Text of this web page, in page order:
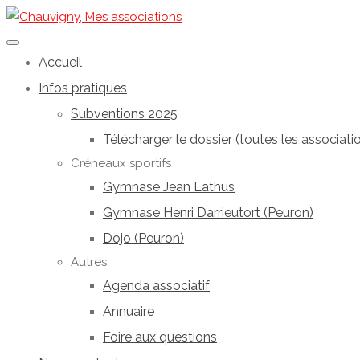
Accueil
Infos pratiques
Subventions 2025
Télécharger le dossier (toutes les
Créneaux sportifs
Gymnase Jean Lathus
Gymnase Henri Darrieutort (Peuron)
Dojo (Peuron)
Autres
Agenda associatif
Annuaire
Foire aux questions